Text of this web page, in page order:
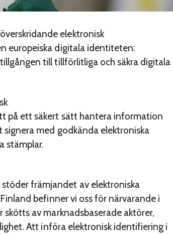
elektronisk
europeiska digitala identiteten:
till tillförlitliga och säkra digitala
på ett säkert sätt hantera information
med godkända elektroniska
stämplar.
främjandet av elektroniska
befinner vi oss för närvarande i
av marknadsbaserade aktörer,
Att införa elektronisk identifiering i